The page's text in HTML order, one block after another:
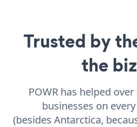
Trusted by
the
POWR has helped
businesses on
(besides Antarctica,